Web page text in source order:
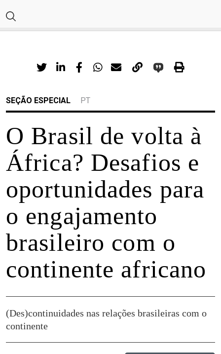
SEÇÃO ESPECIAL PT
O Brasil de volta à
África? Desafios e
oportunidades para
o engajamento
brasileiro com o
continente africano
(Des)continuidades nas relações brasileiras com o
continente